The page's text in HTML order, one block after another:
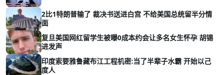
2比1特朗普输了 裁决书送进白宫 不给美国总统留半分情
面
复旦美国网红留学生被曝0成本约会让多名女生怀孕 胡锡
进发声
印度索要雅鲁藏布江工程机密:当了半辈子水霸 开始以己
度人